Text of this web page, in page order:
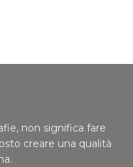
non significa fare
creare una qualità